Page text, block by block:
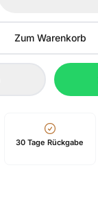
Zum Warenkorb
30 Tage Rückgabe